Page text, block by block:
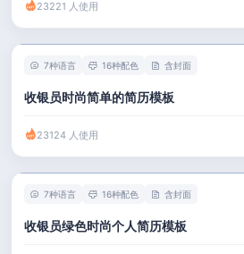
23221 人使用
7种语言 16种配色 含封面
收银员时尚简单的简历模板
23124 人使用
7种语言 16种配色 含封面
收银员绿色时尚个人简历模板